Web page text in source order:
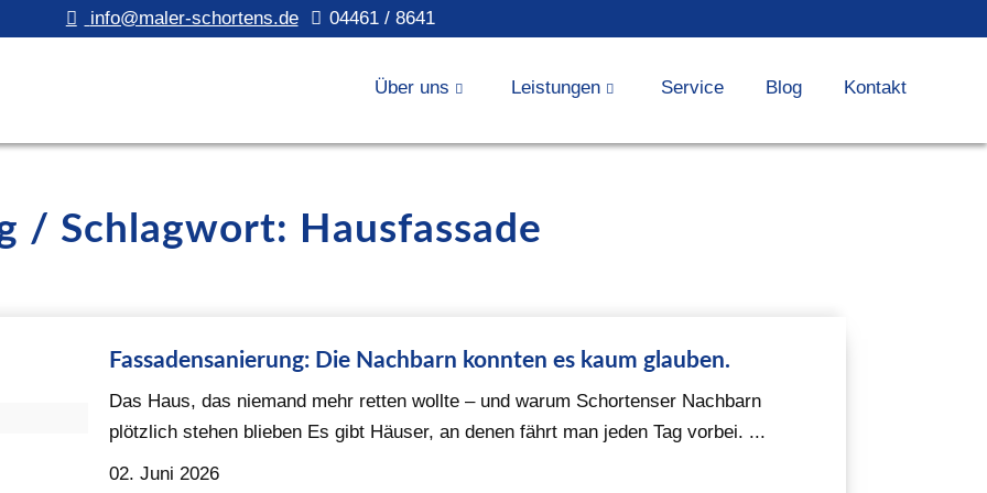
info@maler-schortens.de 04461 / 8641
Über uns Leistungen Service Blog Kontakt
/ Schlagwort: Hausfassade
Fassadensanierung: Die Nachbarn konnten es kaum glauben.
Das Haus, das niemand mehr retten wollte – und warum Schortenser Nachbarn
plötzlich stehen blieben Es gibt Häuser, an denen fährt man jeden Tag vorbei. ...
02. Juni 2026